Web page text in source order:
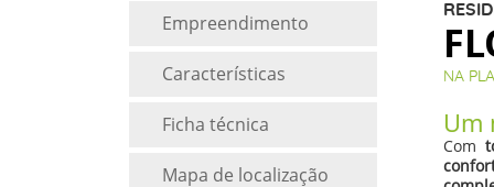
Empreendimento
Características
Ficha técnica
Mapa de localização
NA
Um
Com